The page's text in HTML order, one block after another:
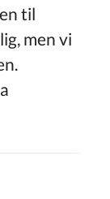
til
men vi